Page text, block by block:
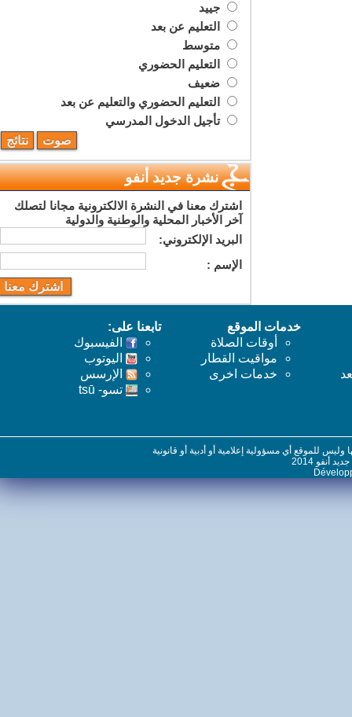
جييد
التعليم عن بعد
متوسط
التعليم الحضوري
ضعيف
التعليم الحضوري والتعليم عن بعد
تأجيل الدخول المدرسي
نشرة جديد أنفو
اشترك معنا في النشرة الالكترونية مجانا لتصلك
آخر الأخبار المحلية والوطنية والدولية
البريد اﻹلكتروني:
اﻹسم :
خدمات الموقع
أوقات الصلاة
مواقيت القطار
خدمات اخرى
تابعنا على:
الفيسبوك
اليوتوب
اﻹرسس
تسو- tsū
للموقع أي مسؤولية إعلامية أو أدبية أو قانونية
2014